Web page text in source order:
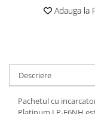
Pachete Promo
E27
Cablu date
Adauga la
Descriere
Pachetul cu